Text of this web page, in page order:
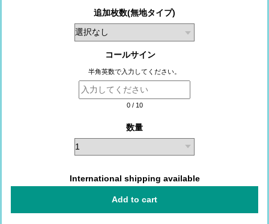
追加枚数(無地タイプ)
コールサイン
半角英数で入力してください。
0/ 10
数量
International shipping available
Add to cart